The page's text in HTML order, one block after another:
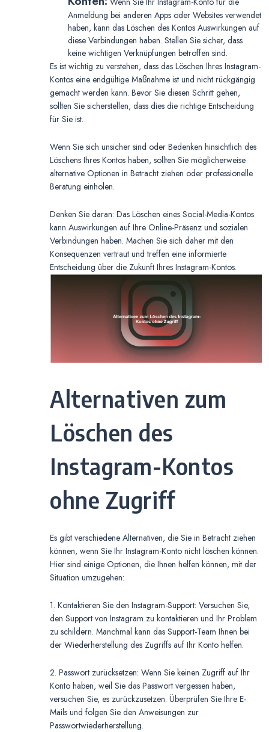
Anmeldung bei anderen Apps oder Websites verwendet
haben, kann das Löschen des Kontos Auswirkungen auf
diese Verbindungen haben. Stellen Sie sicher, dass
keine wichtigen Verknüpfungen betroffen sind.
Es ist wichtig zu verstehen, dass das Löschen Ihres Instagram-
Kontos eine endgültige Maßnahme ist und nicht rückgängig
gemacht werden kann. Bevor Sie diesen Schritt gehen,
sollten Sie sicherstellen, dass dies die richtige Entscheidung
für Sie ist.
Wenn Sie sich unsicher sind oder Bedenken hinsichtlich des
Löschens Ihres Kontos haben, sollten Sie möglicherweise
alternative Optionen in Betracht ziehen oder professionelle
Beratung einholen.
Denken Sie daran: Das Löschen eines Social-Media-Kontos
kann Auswirkungen auf Ihre Online-Präsenz und sozialen
Verbindungen haben. Machen Sie sich daher mit den
Konsequenzen vertraut und treffen eine informierte
Entscheidung über die Zukunft Ihres Instagram-Kontos.
Alternativen zum
Löschen des
Instagram-Kontos
ohne Zugriff
Es gibt verschiedene Alternativen, die Sie in Betracht ziehen
können, wenn Sie Ihr Instagram-Konto nicht löschen können.
Hier sind einige Optionen, die Ihnen helfen können, mit der
Situation umzugehen:
1. Kontaktieren Sie den Instagram-Support: Versuchen Sie,
den Support von Instagram zu kontaktieren und Ihr Problem
zu schildern. Manchmal kann das Support-Team Ihnen bei
der Wiederherstellung des Zugriffs auf Ihr Konto helfen.
2. Passwort zurücksetzen: Wenn Sie keinen Zugriff auf Ihr
Konto haben, weil Sie das Passwort vergessen haben,
versuchen Sie, es zurückzusetzen. Überprüfen Sie Ihre E-
Mails und folgen Sie den Anweisungen zur
Passwortwiederherstellung.